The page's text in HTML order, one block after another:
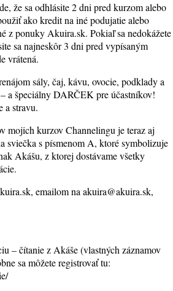
že sa odhlásite 2 dni pred kurzom alebo
ako kredit na iné podujatie alebo
z ponuky Akuira.sk. Pokiaľ sa nedokážete
sa najneskôr 3 dni pred vypísaným
vrátená.
sály, čaj, kávu, ovocie, podklady a
a špeciálny DARČEK pre účastníkov!
a stravu.
mojich kurzov Channelingu je teraz aj
sviečka s písmenom A, ktoré symbolizuje
Akášu, z ktorej dostávame všetky
emailom na akuira@akuira.sk,
– čítanie z Akáše (vlastných záznamov
sa môžete registrovať tu: